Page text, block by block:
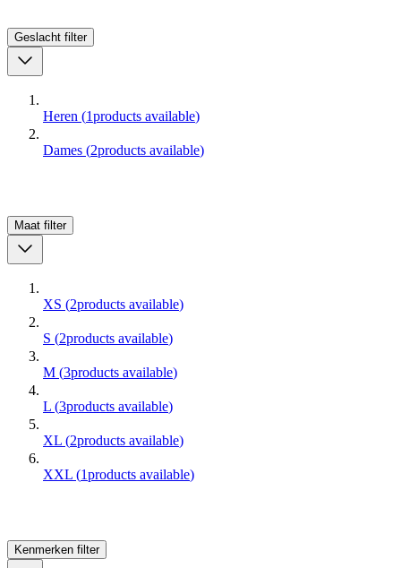
Geslacht filter
Heren (1products available)
Dames (2products available)
Maat filter
XS (2products available)
S (2products available)
M (3products available)
L (3products available)
XL (2products available)
XXL (1products available)
Kenmerken filter